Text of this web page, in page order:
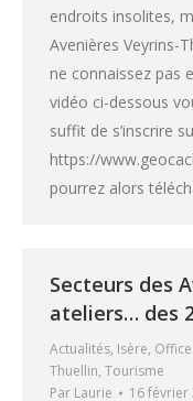
endroits insolites,
Avenières Veyrins-
ne connaissez pas
vidéo ci-dessous
suffit de s’inscrire
https://
pourrez alors
Secteurs des
ateliers… des
Actualités, Isère,
Thuellin, Tourisme
Par Laurie 16 février